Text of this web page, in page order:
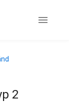
2